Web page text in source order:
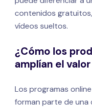
contenidos
vídeos sueltos.
¿Cómo los
amplían el
Los programas
forman parte de una